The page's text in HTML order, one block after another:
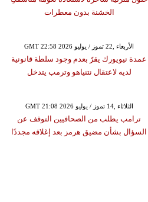
الخشنة بدون معطرات
GMT 22:58 2026 الأربعاء ,22 تموز / يوليو
عمدة نيويورك يقرّ بعدم وجود سلطة قانونية
لديه لاعتقال نتنياهو وترمب يتدخل
GMT 21:08 2026 الثلاثاء ,14 تموز / يوليو
ترامب يطلب من الصحافيين التوقف عن
السؤال بشأن مضيق هرمز بعد إغلاقه مجددًا